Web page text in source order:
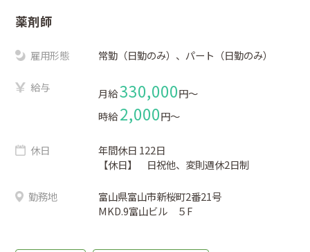
薬剤師
雇用形態 常勤（日勤のみ）、パート（日勤のみ）
給与 月給330,000円〜
時給2,000円〜
休日
年間休日 122日
【休日】 日祝他、変則週休2日制
勤務地
富山県富山市新桜町2番21号
MKD.9富山ビル ５F